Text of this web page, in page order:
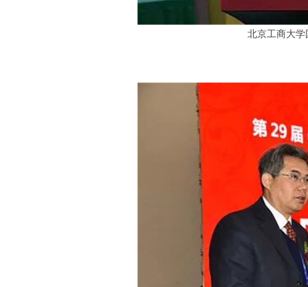
北京工商大